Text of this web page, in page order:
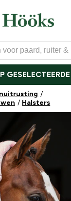
Halsters